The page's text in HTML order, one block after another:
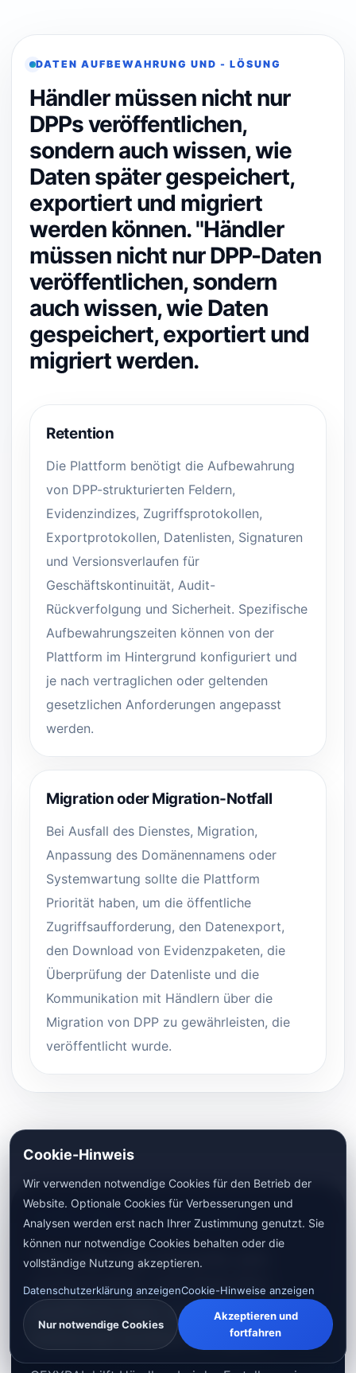
DATEN AUFBEWAHRUNG UND - LÖSUNG
Händler müssen nicht nur
DPPs veröffentlichen,
sondern auch wissen, wie
Daten später gespeichert,
exportiert und migriert
werden können. "Händler
müssen nicht nur DPP-Daten
veröffentlichen, sondern
auch wissen, wie Daten
gespeichert, exportiert und
migriert werden.
Retention
Die Plattform benötigt die Aufbewahrung
von DPP-strukturierten Feldern,
Evidenzindizes, Zugriffsprotokollen,
Exportprotokollen, Datenlisten, Signaturen
und Versionsverlaufen für
Geschäftskontinuität, Audit-
Rückverfolgung und Sicherheit. Spezifische
Aufbewahrungszeiten können von der
Plattform im Hintergrund konfiguriert und
je nach vertraglichen oder geltenden
gesetzlichen Anforderungen angepasst
werden.
Migration oder Migration-Notfall
Bei Ausfall des Dienstes, Migration,
Anpassung des Domänennamens oder
Systemwartung sollte die Plattform
Priorität haben, um die öffentliche
Zugriffsaufforderung, den Datenexport,
den Download von Evidenzpaketen, die
Überprüfung der Datenliste und die
Kommunikation mit Händlern über die
Migration von DPP zu gewährleisten, die
veröffentlicht wurde.
COMPLIANCE WORDING BOUNDARY
(COMPLIANCE-WÖRTERGRENZE)
You can say records are
reviewable, not that the
platform has completed
external review for you.
Cookie-Hinweis
Wir verwenden notwendige Cookies für den Betrieb der
Website. Optionale Cookies für Verbesserungen und
Analysen werden erst nach Ihrer Zustimmung genutzt. Sie
können nur notwendige Cookies behalten oder die
vollständige Nutzung akzeptieren.
Datenschutzerklärung anzeigenCookie-Hinweise anzeigen
Nur notwendige Cookies
Akzeptieren und
fortfahren